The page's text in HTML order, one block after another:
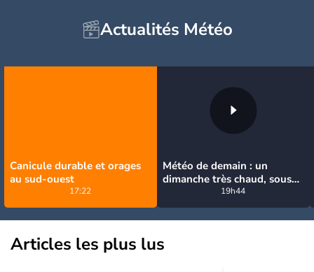
Actualités Météo
Canicule durable et orages
au sud-ouest
17:22
Météo de demain : un
dimanche très chaud, sous
la menace de quelques
orages
19h44
Articles les plus lus